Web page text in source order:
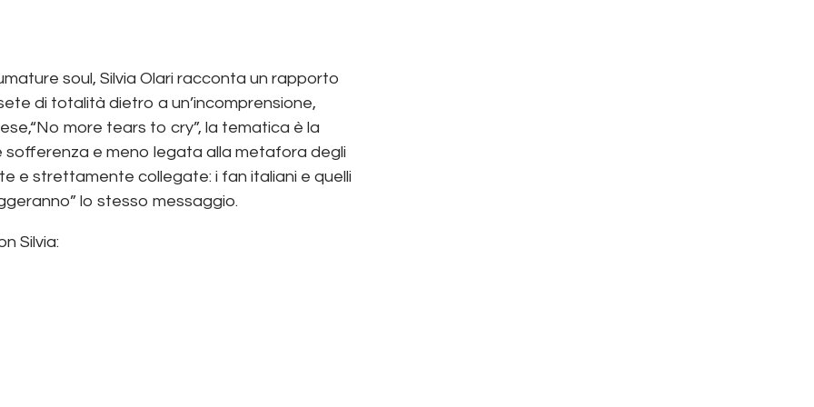
soul, Silvia Olari racconta un rapporto
di totalità dietro a un’incomprensione,
more tears to cry”, la tematica è la
sofferenza e meno legata alla metafora degli
e strettamente collegate: i fan italiani e quelli
lo stesso messaggio.
Silvia: